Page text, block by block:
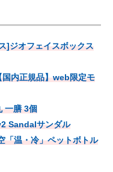
]ジオフェイスボックス
内正規品】web限定モ
一膳 3個
Sandalサンダル
「温・冷」ペットボトル